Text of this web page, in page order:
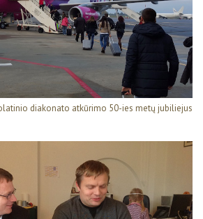
diakonato atkūrimo 50-ies metų jubiliejus